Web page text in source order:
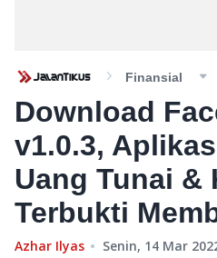
Finansial
Download
v1.0.3,
Uang Tunai &
Terbukti
Azhar Ilyas Senin, 14 Mar